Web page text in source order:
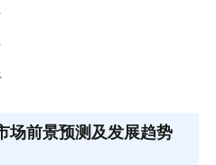
场前景预测及发展趋势